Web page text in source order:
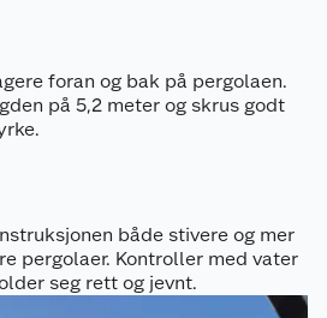
foran og bak på pergolaen.
på 5,2 meter og skrus godt
både stivere og mer
pergolaer. Kontroller med vater
seg rett og jevnt.